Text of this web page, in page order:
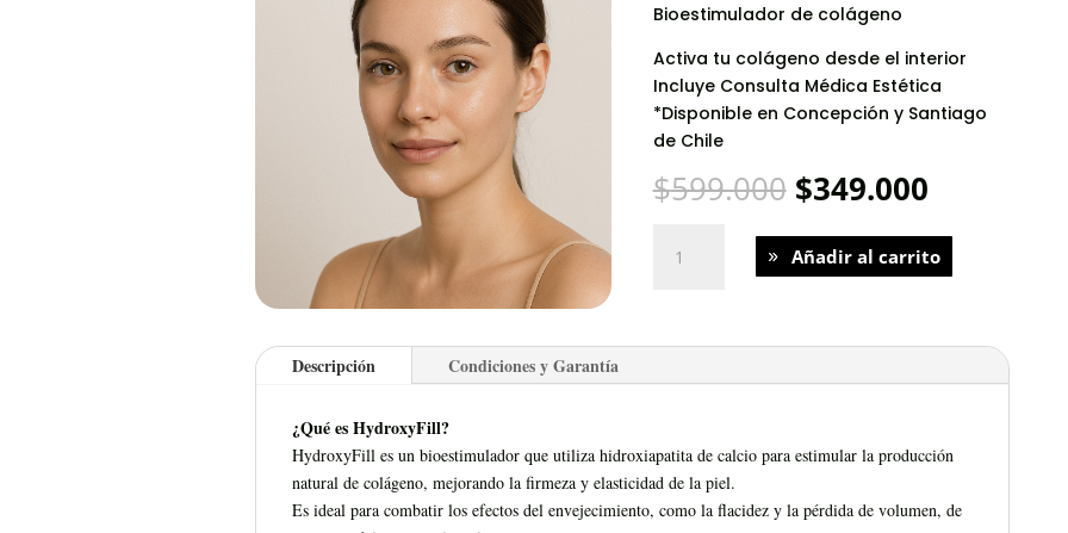
Bioestimulador de colágeno
Activa tu colágeno desde el interior
Incluye Consulta Médica Estética
*Disponible en Concepción y Santiago
de Chile
$599.000 El
precio
original
era:
$349.000El
actual
es:
jeringa
Añadir al carrito
Descripción Condiciones y Garantía
¿Qué es HydroxyFill?
HydroxyFill es un bioestimulador que utiliza hidroxiapatita de calcio para estimular la producción
natural de colágeno, mejorando la firmeza y elasticidad de la piel.
Es ideal para combatir los efectos del envejecimiento, como la flacidez y la pérdida de volumen, de